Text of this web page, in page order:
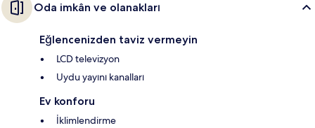
Oda imkân ve olanakları
Eğlencenizden taviz vermeyin
LCD televizyon
Uydu yayını kanalları
Ev konforu
İklimlendirme